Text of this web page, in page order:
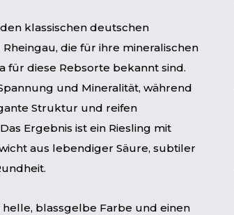
klassischen deutschen
die für ihre mineralischen
für diese Rebsorte bekannt sind.
und Mineralität, während
Struktur und reifen
Ergebnis ist ein Riesling mit
aus lebendiger Säure, subtiler
helle, blassgelbe Farbe und einen